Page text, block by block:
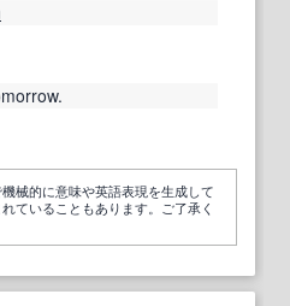
械的に意味や英語表現を生成して
ていることもあります。ご了承く